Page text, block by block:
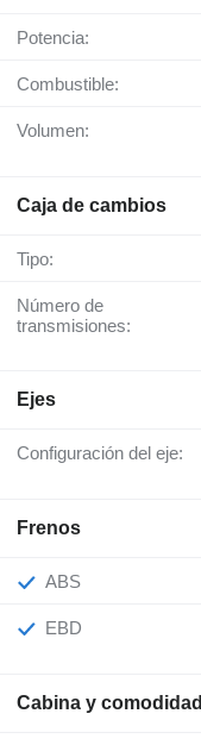
Potencia:
Combustible:
Volumen:
Caja de cambios
Tipo:
Número de
transmisiones:
Ejes
Configuración del eje:
Frenos
ABS
EBD
Cabina y comodidad